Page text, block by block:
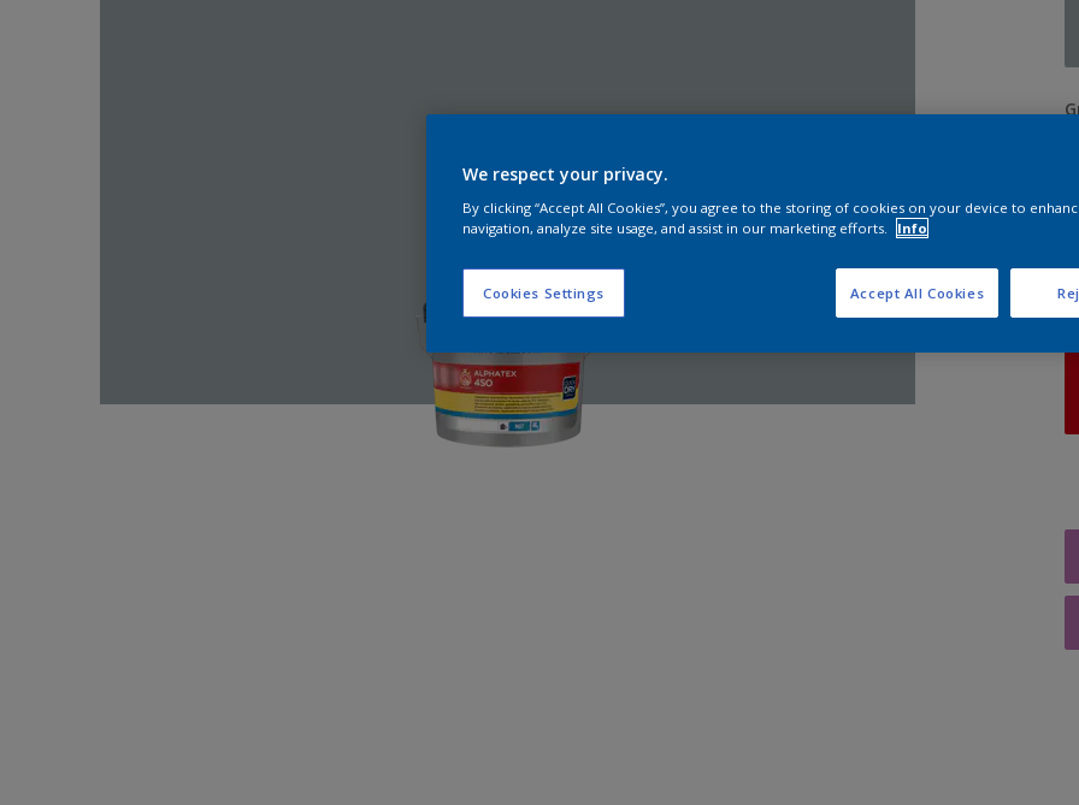
We respect your privacy.
By clicking “Accept All Cookies”, you agree to the storing of cookies on your device to
navigation, analyze site usage, and assist in our marketing efforts.
Info
Cookies Settings Accept All Cookies